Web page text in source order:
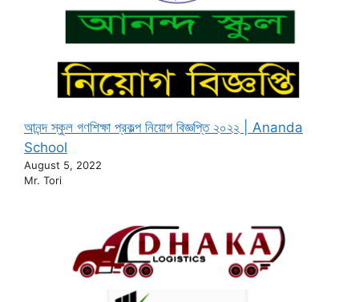
আনন্দ স্কুল গণশিক্ষা প্রকল্প নিয়োগ বিজ্ঞপ্তি ২০২২ | Ananda
School
August 5, 2022
Mr. Tori